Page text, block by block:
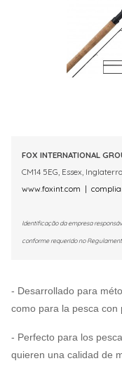
FOX INTERNATIONAL
CM14 5EG, Essex, Inglaterra
www.foxint.com |
Identificação da empresa
conforme requerido no
- Desarrollado para
como para la pesca con
- Perfecto para los
quieren una calidad de